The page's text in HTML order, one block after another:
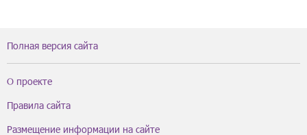
Полная версия сайта
О проекте
Правила сайта
Размещение информации на сайте